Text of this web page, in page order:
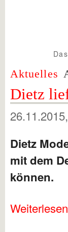
Aktuelles
Dietz
Dietz
mit dem
können.